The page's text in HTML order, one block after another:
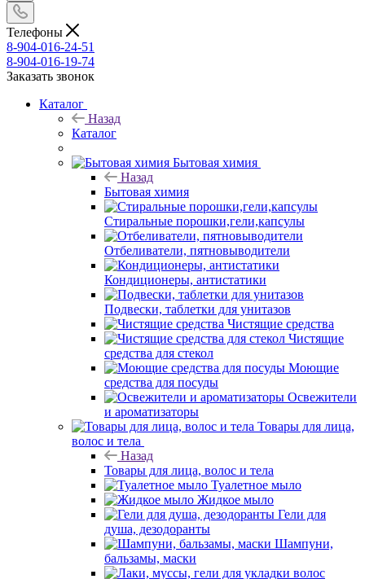
Телефоны
8-904-016-24-51
8-904-016-19-74
Заказать звонок
Каталог
Назад
Каталог
Бытовая химия
Назад
Бытовая химия
Стиральные порошки,гели,капсулы
Отбеливатели, пятновыводители
Кондиционеры, антистатики
Подвески, таблетки для унитазов
Чистящие средства
Чистящие
средства для стекол
Моющие
средства для посуды
Освежители
и ароматизаторы
Товары для лица,
волос и тела
Назад
Товары для лица, волос и тела
Туалетное мыло
Жидкое мыло
Гели для
душа, дезодоранты
Шампуни,
бальзамы, маски